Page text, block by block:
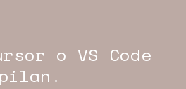
o VS Code